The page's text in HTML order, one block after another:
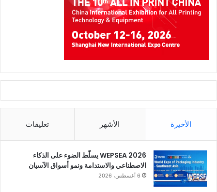
الأخيرة الأشهر تعليقات
WEPSEA 2026 يسلّط الضوء على الذكاء
الاصطناعي والاستدامة ونمو أسواق الآسيان
6 أغسطس، 2026